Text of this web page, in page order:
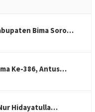
Bima Soro…
Ke-386, Antus…
Hidayatulla…